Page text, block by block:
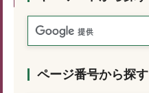
ページ番号から探す